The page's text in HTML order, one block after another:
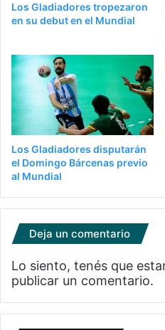
Los Gladiadores tropezaron
en su debut en el Mundial
Los Gladiadores disputarán
el Domingo Bárcenas previo
al Mundial
Deja un comentario
Lo siento, tenés que
publicar un comentario.